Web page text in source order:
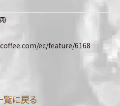
ec/feature/6168
覧に戻る